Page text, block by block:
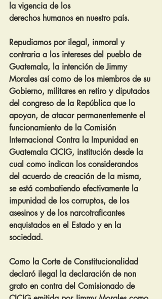
la vigencia de los
derechos humanos en nuestro país.
Repudiamos por ilegal, inmoral y
contraria a los intereses del pueblo de
Guatemala, la intención de Jimmy
Morales así como de los miembros de su
Gobierno, militares en retiro y diputados
del congreso de la República que lo
apoyan, de atacar permanentemente el
funcionamiento de la Comisión
Internacional Contra la Impunidad en
Guatemala CICIG, institución desde la
cual como indican los considerandos
del acuerdo de creación de la misma,
se está combatiendo efectivamente la
impunidad de los corruptos, de los
asesinos y de los narcotraficantes
enquistados en el Estado y en la
sociedad.
Como la Corte de Constitucionalidad
declaró ilegal la declaración de non
grato en contra del Comisionado de